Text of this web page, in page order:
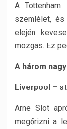
A
szemlélet, és
elején
mozgás. Ez
A három
Liverpool –
Arne Slot
megőrizni a